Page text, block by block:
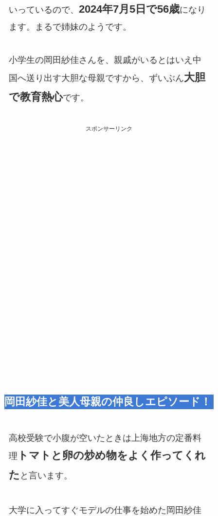
いっているので、 2024年7月5日で56歳になり
ます。まるで姉妹のようです。
小学生の岡田紗佳さんを、親戚がいるとはいえ中
国へ送り出す大胆な母親ですから、ずいぶん大胆
で教育熱心です。
スポンサーリンク
岡田紗佳と美人母親の仲良しエピソード！
高校受験で小腹が空いたときは上海地方の定番料
理 トマトと卵の炒め物をよく作ってくれ
た と言います。
大学に入ってすぐモデルの仕事を始めた岡田紗佳